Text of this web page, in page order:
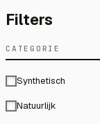
Filters
CATEGORIE
Synthetisch
Natuurlijk